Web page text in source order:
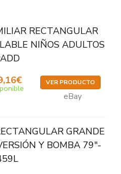
RECTANGULAR
NIÑOS ADULTOS
VER PRODUCTO
eBay
GRANDE
Y BOMBA 79"-